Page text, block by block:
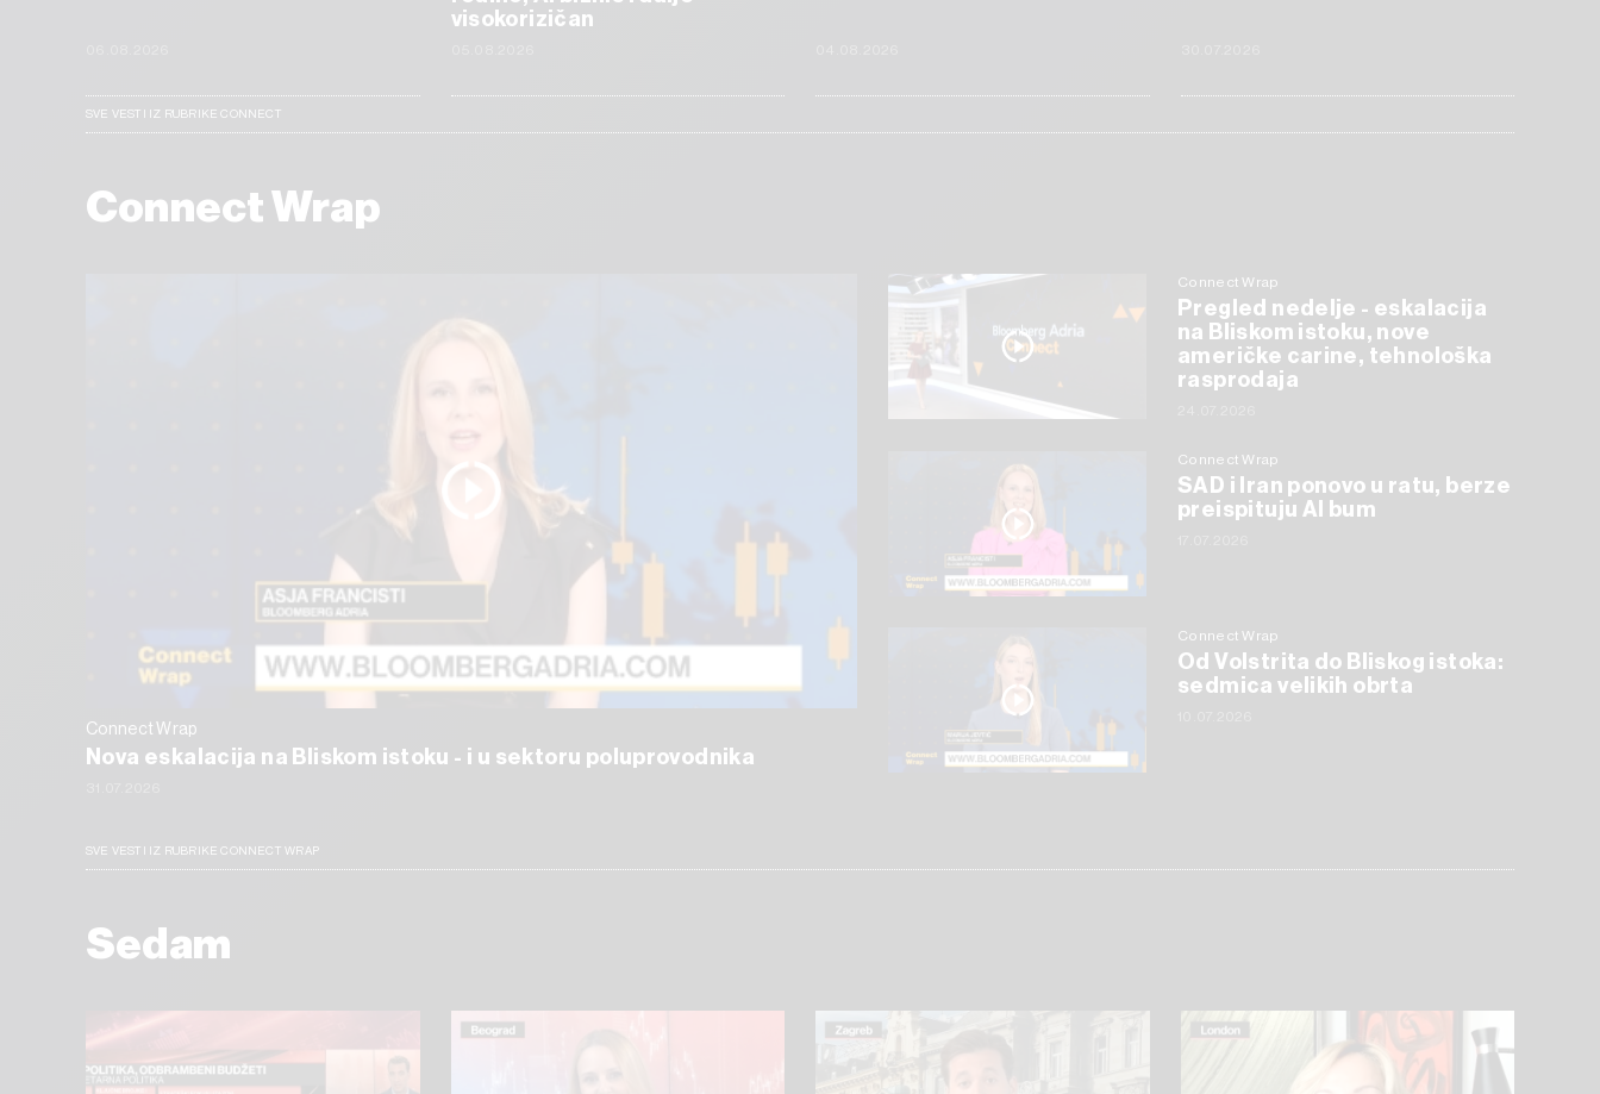
visokorizičan
SVE VESTI IZ RUBRIKE CONNECT
Connect Wrap
Connect Wrap
Nova eskalacija na Bliskom istoku - i u sektoru poluprovodnika
Connect Wrap
Pregled nedelje - eskalacija
na Bliskom istoku, nove
američke carine, tehnološka
rasprodaja
Connect Wrap
SAD i Iran ponovo u ratu, berze
preispituju AI bum
Connect Wrap
Od Volstrita do Bliskog istoka:
sedmica velikih obrta
SVE VESTI IZ RUBRIKE CONNECT WRAP
Sedam